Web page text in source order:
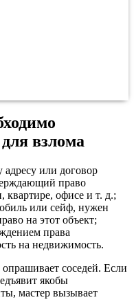
взлома
адресу или договор
право
квартире, офисе и т. д.;
или сейф, нужен
на этот объект;
права
на недвижимость.
соседей. Если
якобы
мастер вызывает